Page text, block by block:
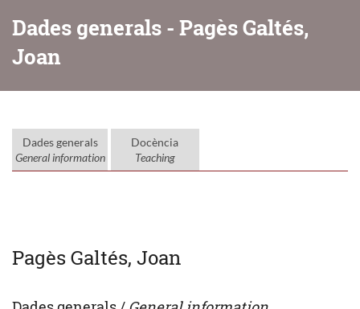
Dades generals - Pagès Galtés,
Joan
Dades generals
General information
Docència
Teaching
Pagès Galtés, Joan